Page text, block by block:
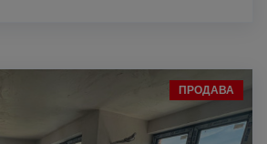
ПРОДАВА